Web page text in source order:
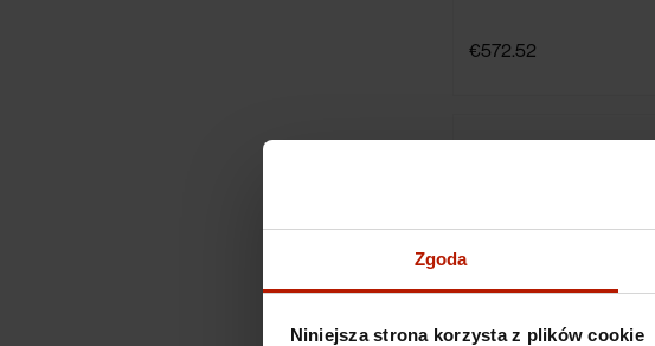
Zgoda
Niniejsza strona korzysta z plików cookie
€572.52